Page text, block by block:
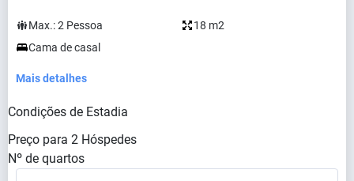
Max.:2 Pessoa
18 m2
Cama de casal
Mais detalhes
Condições de Estadia
Preço para 2 Hóspedes
Nº de quartos